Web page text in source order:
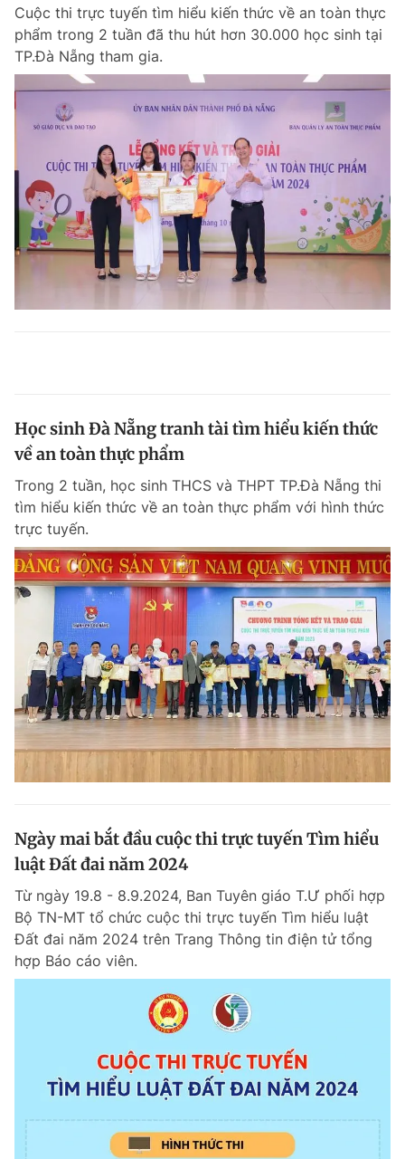
Cuộc thi trực tuyến tìm hiểu kiến thức về an toàn thực
phẩm trong 2 tuần đã thu hút hơn 30.000 học sinh tại
TP.Đà Nẵng tham gia.
Học sinh Đà Nẵng tranh tài tìm hiểu kiến thức
về an toàn thực phẩm
Trong 2 tuần, học sinh THCS và THPT TP.Đà Nẵng thi
tìm hiểu kiến thức về an toàn thực phẩm với hình thức
trực tuyến.
Ngày mai bắt đầu cuộc thi trực tuyến Tìm hiểu
luật Đất đai năm 2024
Từ ngày 19.8 - 8.9.2024, Ban Tuyên giáo T.Ư phối hợp
Bộ TN-MT tổ chức cuộc thi trực tuyến Tìm hiểu luật
Đất đai năm 2024 trên Trang Thông tin điện tử tổng
hợp Báo cáo viên.